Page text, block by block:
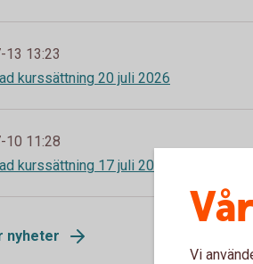
13 13:23
kurssättning 20 juli 2026
10 11:28
kurssättning 17 juli 2026
nyheter
Vi